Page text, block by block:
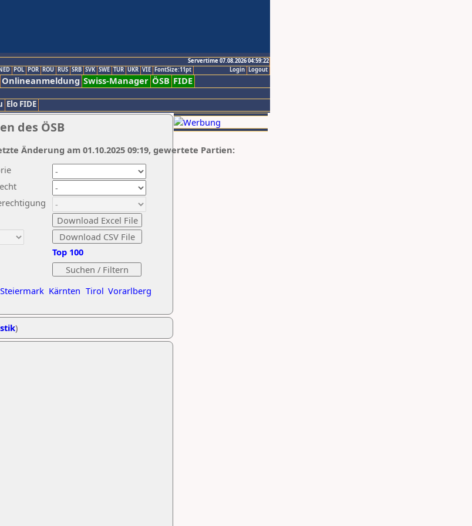
Servertime 07.08.2026 04:59:22
Logout
Login
POL POR ROU RUS SRB SVK SWE TUR UKR VIE FontSize:11pt
Onlineanmeldung Swiss-Manager ÖSB FIDE
Elo FIDE
des ÖSB
Steiermark Kärnten Tirol Vorarlberg
Top 100
Änderung am 01.10.2025 09:19, gewertete Partien:
)